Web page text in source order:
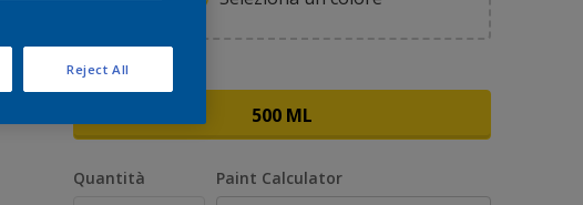
Formato
500 ML
Quantità Paint Calculator
Reject All